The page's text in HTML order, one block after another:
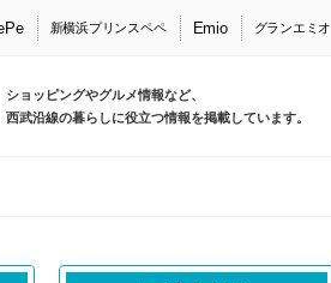
新横浜プリンスペペ Emio グランエミオ
ショッピングやグルメ情報など、
西武沿線の暮らしに役立つ情報を掲載しています。